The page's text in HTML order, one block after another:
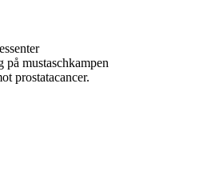
på mustaschkampen
prostatacancer.